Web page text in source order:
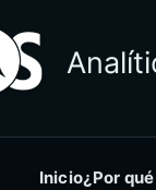
Inicio¿Por